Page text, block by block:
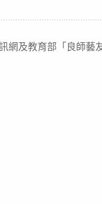
及教育部「良師藝